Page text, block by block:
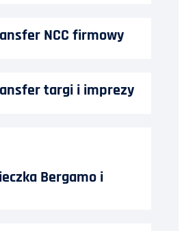
NCC firmowy
targi i imprezy
Bergamo i